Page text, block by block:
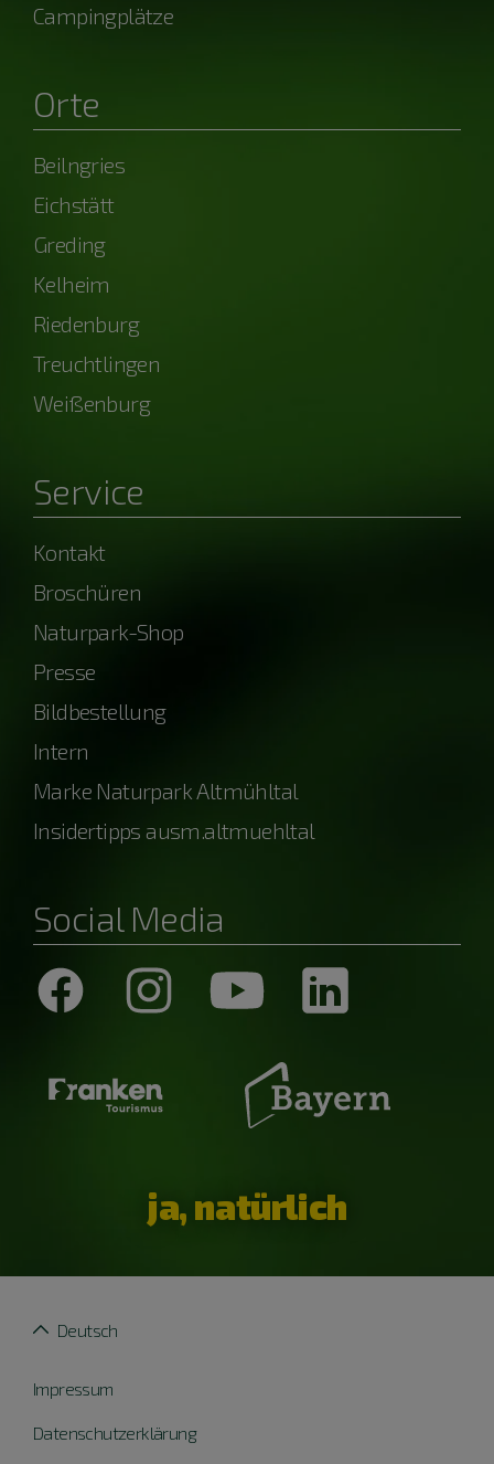
Campingplätze
Orte
Beilngries
Eichstätt
Greding
Kelheim
Riedenburg
Treuchtlingen
Weißenburg
Service
Kontakt
Broschüren
Naturpark-Shop
Presse
Bildbestellung
Intern
Marke Naturpark Altmühltal
Insidertipps ausm.altmuehltal
Social Media
ja, natürlich
Impressum
Datenschutzerklärung
Deutsch